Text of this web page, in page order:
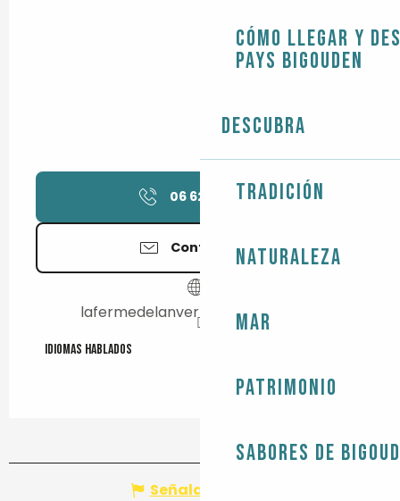
Cómo llegar y
Pays Bigouden
Descubra
Tradición
Naturaleza
Mar
Patrimonio
Sabores de
06 62 51 93 ▒▒
Contáctenos
lafermedelanvern.e-monsite.com
Idiomas hablados
Idiomas hablados
Señalar un error